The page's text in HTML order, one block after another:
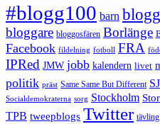
#blogg100 barn blogg
bloggare bloggosfären Borlänge
Facebook fildelning fotboll FRA
IPRed JMW jobb kalendern livet
politik präst Same Same But Different SJ
Socialdemokraterna sorg Stockholm
TPB tweepblogs Twitter tävling